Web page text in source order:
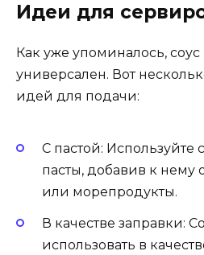
Идеи для
Как уже упоминалось, соус
универсален. Вот
идей для подачи:
С пастой: Используйте
пасты, добавив к
или морепродукты.
В качестве заправки:
использовать в